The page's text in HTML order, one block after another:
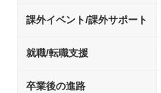
課外イベント/課外サポート
就職/転職支援
卒業後の進路